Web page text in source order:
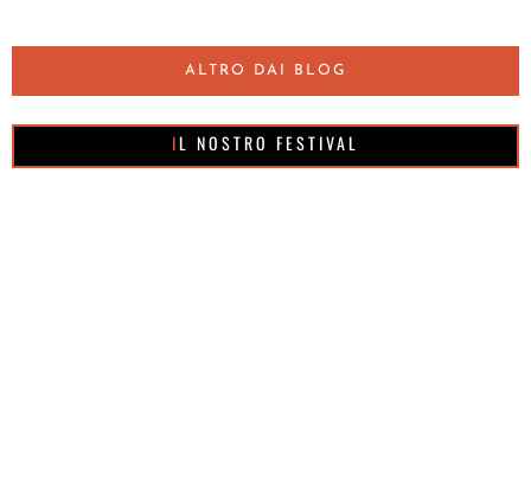
ALTRO DAI BLOG
IL NOSTRO FESTIVAL